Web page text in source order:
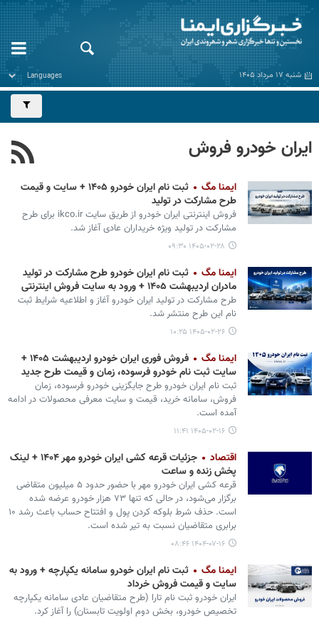
شنبه ۱۷ مرداد ۱۴۰۵
ایران خودرو فروش
ایمنا مگ
ثبت نام ایران خودرو ۱۴۰۵ + سایت و قیمت
طرح مشارکت در تولید
فروش اینترنتی ایران خودرو از طریق سایت ikco.ir برای طرح
مشارکت در تولید ویژه خریداران عادی آغاز شد.
۱۴۰۵-۰۲-۲۸ ۰۹:۳۰
ایمنا مگ
ثبت نام ایران خودرو طرح مشارکت در تولید
مادران اردیبهشت ۱۴۰۵ + ورود به سایت فروش اینترنتی
طرح مشارکت در تولید ایران خودرو آغاز و اطلاعیه شرایط ثبت
نام این طرح منتشر شد.
۱۴۰۵-۰۲-۲۶ ۱۰:۲۵
ایمنا مگ
فروش فوری ایران خودرو اردیبهشت ۱۴۰۵ +
سایت ثبت نام خودرو فرسوده، زمان و قیمت طرح جدید
ثبت نام ایران خودرو طرح جایگزینی خودرو فرسوده، زمان
فروش، سامانه خرید، قیمت و سایت معرفی محصولات در ادامه
آمده است.
۱۴۰۵-۰۲-۱۶ ۱۱:۴۱
اقتصاد
جزئیات قرعه کشی ایران‌ خودرو مهر ۱۴۰۴ + لینک
پخش زنده و ساعت
قرعه کشی ایران‌ خودرو مهر با حضور حدود ۵ میلیون متقاضی
برگزار می‌شود، در حالی که تنها ۷۳ هزار خودرو عرضه شده
است. حذف شرط بلوکه کردن پول و افتتاح حساب باعث رشد ۱۰
برابری متقاضیان نسبت به تیر شده است.
۱۴۰۴-۰۷-۱۶ ۰۸:۴۶
ایمنا مگ
ثبت نام ایران خودرو سامانه یکپارچه + ورود به
سایت و قیمت فروش خرداد
ایران خودرو ثبت نام تارا (طرح متقاضیان عادی سامانه یکپارچه
تخصیص خودرو، بخش دوم اولویت تابستان) را آغاز کرد.